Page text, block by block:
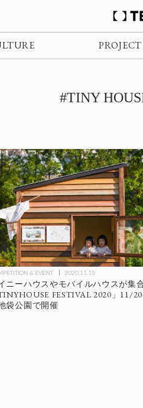
PROJECT
#TINY
& EVENT 2020.11.15
ニーハウスやモバイルハウスが集
TINYHOUSE FESTIVAL 2020」11/
袋公園で開催